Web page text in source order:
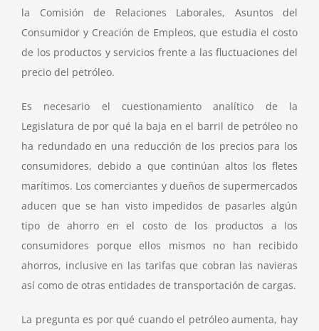
la Comisión de Relaciones Laborales, Asuntos del
Consumidor y Creación de Empleos, que estudia el costo
de los productos y servicios frente a las fluctuaciones del
precio del petróleo.
Es necesario el cuestionamiento analítico de la
Legislatura de por qué la baja en el barril de petróleo no
ha redundado en una reducción de los precios para los
consumidores, debido a que continúan altos los fletes
marítimos. Los comerciantes y dueños de supermercados
aducen que se han visto impedidos de pasarles algún
tipo de ahorro en el costo de los productos a los
consumidores porque ellos mismos no han recibido
ahorros, inclusive en las tarifas que cobran las navieras
así como de otras entidades de transportación de cargas.
La pregunta es por qué cuando el petróleo aumenta, hay